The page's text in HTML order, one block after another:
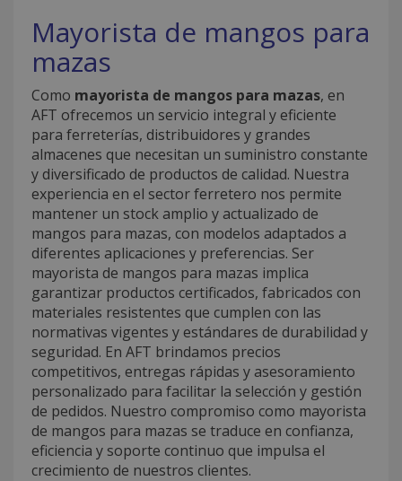
Mayorista de mangos para
mazas
Como mayorista de mangos para mazas, en
AFT ofrecemos un servicio integral y eficiente
para ferreterías, distribuidores y grandes
almacenes que necesitan un suministro constante
y diversificado de productos de calidad. Nuestra
experiencia en el sector ferretero nos permite
mantener un stock amplio y actualizado de
mangos para mazas, con modelos adaptados a
diferentes aplicaciones y preferencias. Ser
mayorista de mangos para mazas implica
garantizar productos certificados, fabricados con
materiales resistentes que cumplen con las
normativas vigentes y estándares de durabilidad y
seguridad. En AFT brindamos precios
competitivos, entregas rápidas y asesoramiento
personalizado para facilitar la selección y gestión
de pedidos. Nuestro compromiso como mayorista
de mangos para mazas se traduce en confianza,
eficiencia y soporte continuo que impulsa el
crecimiento de nuestros clientes.